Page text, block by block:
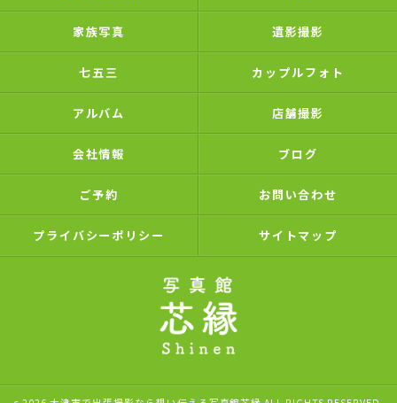
家族写真 遺影撮影
七五三 カップルフォト
アルバム 店舗撮影
会社情報 ブログ
ご予約 お問い合わせ
プライバシーポリシー サイトマップ